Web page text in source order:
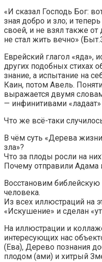
«И сказал Господь Бог:
зная добро и зло; и
своей, и не взял также
не стал жить вечно»
Еврейский глагол «яда»,
других подобных стихах
знание, а испытание на
Каин, потом Авель.
выражается двумя
— инфинитивами «ладаат»
Что же всё-таки
В чём суть «Дерева
зла»?
Что за плоды росли на
Почему отправили
Восстановим библейскую
человека.
Из всех иллюстраций на
«Искушение» и сделан
На иллюстрации и
интересующих нас
(Ева), Дерево познания
плодом (ами) и хитрый